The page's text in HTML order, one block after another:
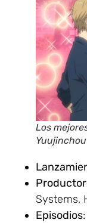
Los
Systems,
Episodios